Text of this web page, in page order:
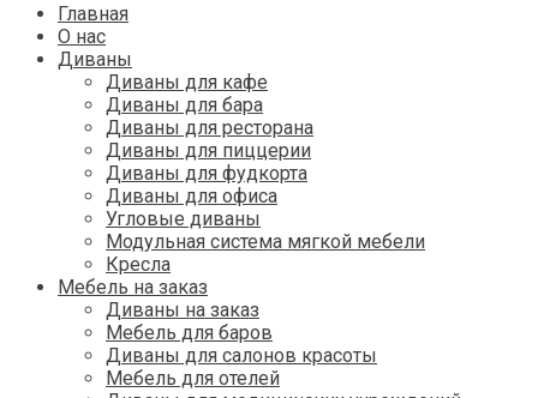
Главная
О нас
Диваны
Диваны для кафе
Диваны для бара
Диваны для ресторана
Диваны для пиццерии
Диваны для фудкорта
Диваны для офиса
Угловые диваны
Модульная система мягкой мебели
Кресла
Мебель на заказ
Диваны на заказ
Мебель для баров
Диваны для салонов красоты
Мебель для отелей